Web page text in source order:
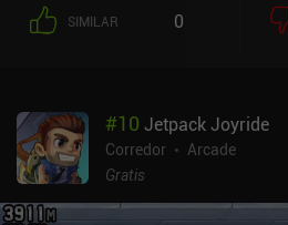
SIMILAR 0
#10 Jetpack Joyride
Corredor
Arcade
Gratis